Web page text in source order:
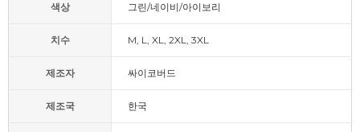
색상 그린/네이비/아이보리
치수 M, L, XL, 2XL, 3XL
제조자 싸이코버드
제조국 한국